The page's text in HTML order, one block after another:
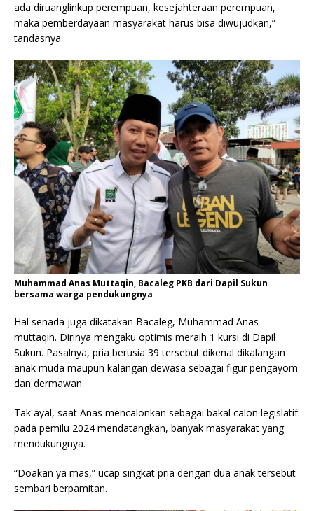
ada diruanglinkup perempuan, kesejahteraan perempuan,
maka pemberdayaan masyarakat harus bisa diwujudkan,”
tandasnya.
Muhammad Anas Muttaqin, Bacaleg PKB dari Dapil Sukun
bersama warga pendukungnya
Hal senada juga dikatakan Bacaleg, Muhammad Anas
muttaqin. Dirinya mengaku optimis meraih 1 kursi di Dapil
Sukun. Pasalnya, pria berusia 39 tersebut dikenal dikalangan
anak muda maupun kalangan dewasa sebagai figur pengayom
dan dermawan.
Tak ayal, saat Anas mencalonkan sebagai bakal calon legislatif
pada pemilu 2024 mendatangkan, banyak masyarakat yang
mendukungnya.
“Doakan ya mas,” ucap singkat pria dengan dua anak tersebut
sembari berpamitan.